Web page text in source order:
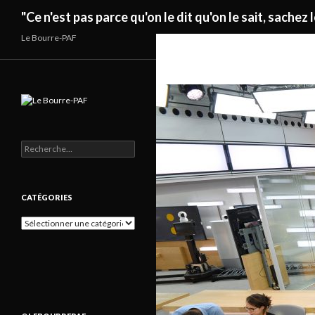
"Ce n'est pas parce qu'on le dit qu'on le sait, sachez
Le Bourre-PAF
Rechercher :
CATÉGORIES
Catégories